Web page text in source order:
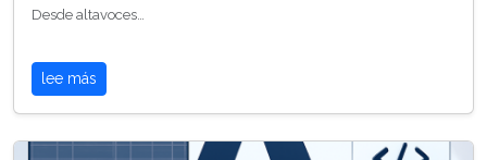
Desde altavoces…
lee más